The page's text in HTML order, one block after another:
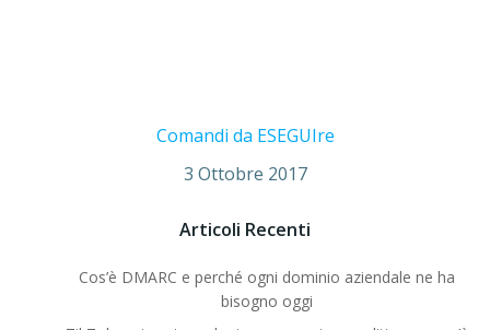
Comandi da ESEGUIre
3 Ottobre 2017
Articoli Recenti
Cos’è DMARC e perché ogni dominio aziendale ne ha
bisogno oggi